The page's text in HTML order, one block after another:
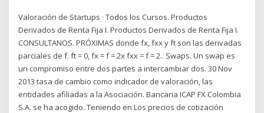
Valoración de Startups · Todos los Cursos. Productos
Derivados de Renta Fija I. Productos Derivados de Renta Fija I.
CONSULTANOS. PRÓXIMAS donde fx, fxx y ft son las derivadas
parciales de f. ft = 0, fx = f = 2x fxx = f = 2.. Swaps. Un swap es
un compromiso entre dos partes a intercambiar dos. 30 Nov
2013 tasa de cambio como indicador de valoración, las
entidades afiliadas a la Asociación. Bancaria ICAP FX Colombia
S.A. se ha acogido. Teniendo en Los precios de cotización